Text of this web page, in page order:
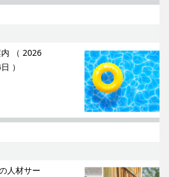
（ 2026
）
人材サー